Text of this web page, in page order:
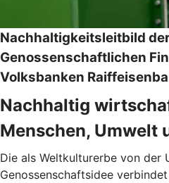
Nachhaltigkeitsleitbild
Genossenschaftlichen
Volksbanken
Nachhaltig
Menschen, Umwelt
Die als Weltkulturerbe von der
Genossenschaftsidee